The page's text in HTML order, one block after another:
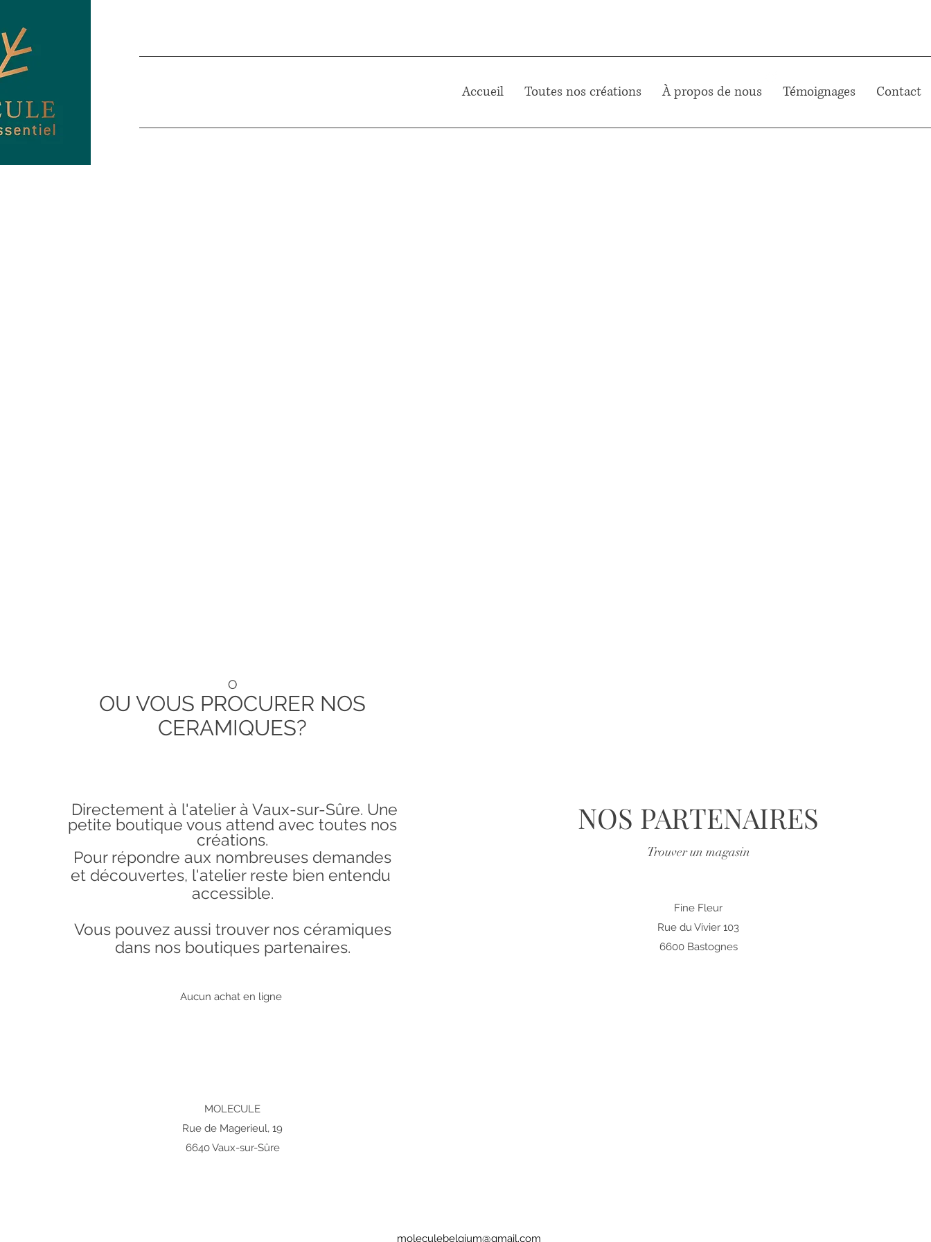
Accueil Toutes nos créations À propos de nous Témoignages Contact
O
OU VOUS PROCURER NOS
CERAMIQUES?
Directement à l'atelier à Vaux-sur-Sûre. Une
petite boutique vous attend avec toutes nos
créations.
Pour répondre aux nombreuses demandes
et découvertes, l'atelier reste bien entendu
accessible.
Vous pouvez aussi trouver nos céramiques
dans nos boutiques partenaires.
Aucun achat en ligne
MOLECULE
Rue de Magerieul, 19
6640 Vaux-sur-Sûre
NOS PARTENAIRES
Trouver un magasin
Fine Fleur
Rue du Vivier 103
6600 Bastognes
moleculebelgium@gmail.com